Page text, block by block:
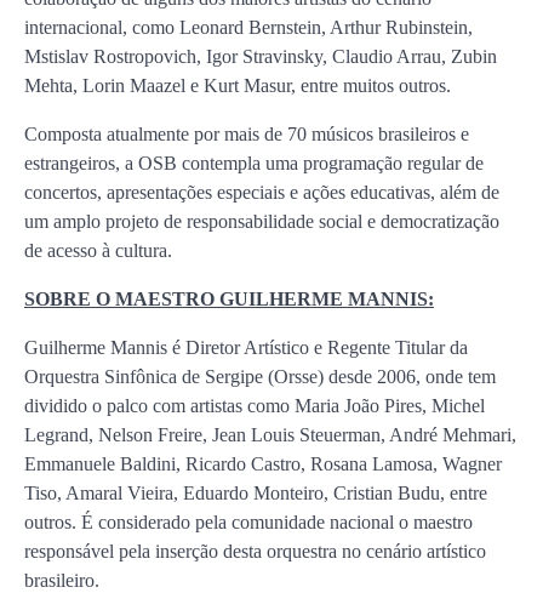
internacional, como Leonard Bernstein, Arthur Rubinstein,
Mstislav Rostropovich, Igor Stravinsky, Claudio Arrau, Zubin
Mehta, Lorin Maazel e Kurt Masur, entre muitos outros.
Composta atualmente por mais de 70 músicos brasileiros e
estrangeiros, a OSB contempla uma programação regular de
concertos, apresentações especiais e ações educativas, além de
um amplo projeto de responsabilidade social e democratização
de acesso à cultura.
SOBRE O MAESTRO GUILHERME MANNIS:
Guilherme Mannis é Diretor Artístico e Regente Titular da
Orquestra Sinfônica de Sergipe (Orsse) desde 2006, onde tem
dividido o palco com artistas como Maria João Pires, Michel
Legrand, Nelson Freire, Jean Louis Steuerman, André Mehmari,
Emmanuele Baldini, Ricardo Castro, Rosana Lamosa, Wagner
Tiso, Amaral Vieira, Eduardo Monteiro, Cristian Budu, entre
outros. É considerado pela comunidade nacional o maestro
responsável pela inserção desta orquestra no cenário artístico
brasileiro.